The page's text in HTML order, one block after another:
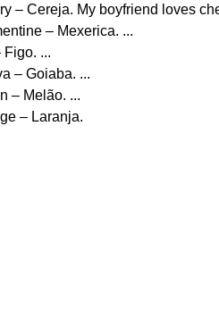
– Cereja. My boyfriend loves
– Mexerica. ...
Figo. ...
– Goiaba. ...
– Melão. ...
– Laranja.